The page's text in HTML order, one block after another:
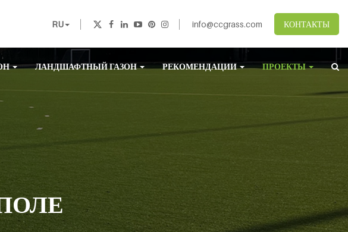
RU info@ccgrass.com КОНТАКТЫ
ЛАНДШАФТНЫЙ ГАЗОН РЕКОМЕНДАЦИИ ПРОЕКТЫ